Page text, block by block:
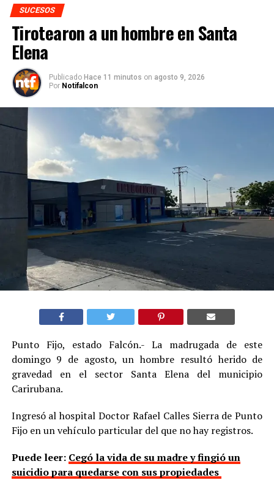
SUCESOS
Tirotearon a un hombre en Santa
Elena
Publicado Hace 11 minutos on agosto 9, 2026
Por Notifalcon
Punto Fijo, estado Falcón.- La madrugada de este
domingo 9 de agosto, un hombre resultó herido de
gravedad en el sector Santa Elena del municipio
Carirubana.
Ingresó al hospital Doctor Rafael Calles Sierra de Punto
Fijo en un vehículo particular del que no hay registros.
Puede leer: Cegó la vida de su madre y fingió un
suicidio para quedarse con sus propiedades